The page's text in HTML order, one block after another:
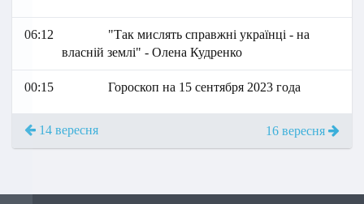
06:12
"Так мислять справжні українці - на
власній землі" - Олена Кудренко
00:15 Гороскоп на 15 сентября 2023 года
14 вересня 16 вересня